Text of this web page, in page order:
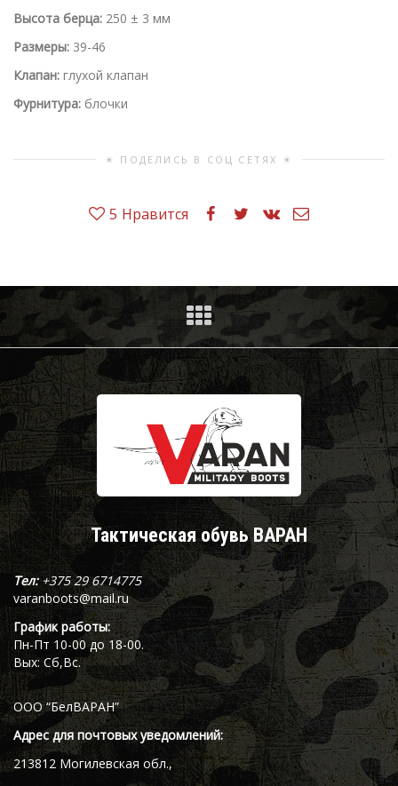
Высота берца: 250 ± 3 мм
Размеры: 39-46
Клапан: глухой клапан
Фурнитура: блочки
☀ ПОДЕЛИСЬ В СОЦ СЕТЯХ ☀
5 Нравится
Тактическая обувь ВАРАН
Тел:+375 29 6714775
varanboots@mail.ru
График работы:
Пн-Пт 10-00 до 18-00.
Вых: Сб,Вс.
ООО “БелВАРАН”
Адрес для почтовых уведомлений:
213812 Могилевская обл.,